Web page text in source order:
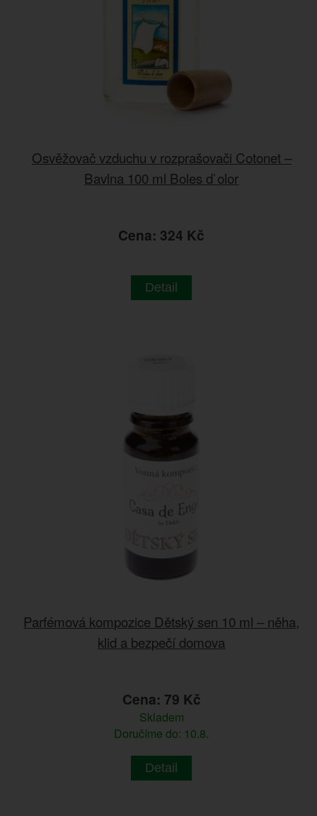
Osvěžovač vzduchu v rozprašovači Cotonet –
Bavlna 100 ml Boles d`olor
Cena: 324 Kč
Detail
Parfémová kompozice Dětský sen 10 ml – něha,
klid a bezpečí domova
Cena: 79 Kč
Skladem
Doručíme do: 10.8.
Detail